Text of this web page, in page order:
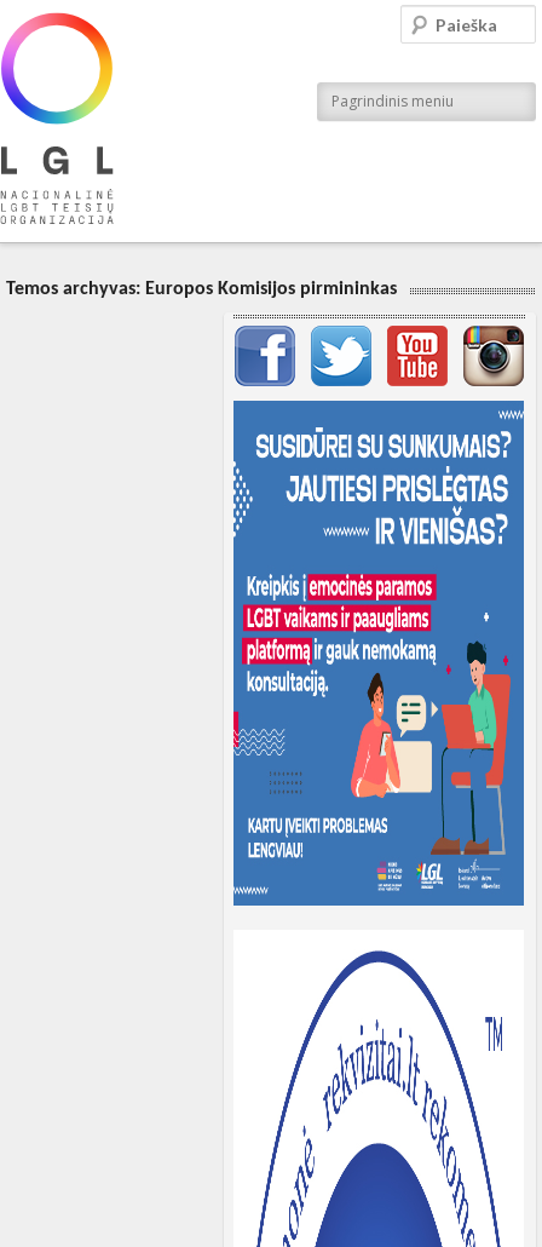
Nacionalinė LGBT teisių organizacija
Pagrindinis meniu
Paieška
Temos archyvas: Europos Komisijos pirmininkas
Svarbių įrašų meniu